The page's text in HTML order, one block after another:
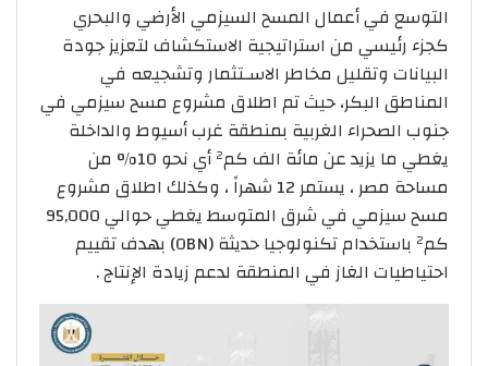
التوسع في أعمال المسح السيزمي الأرضي والبحري
كجزء رئيسي من استراتيجية الاستكشاف لتعزيز جودة
البيانات وتقليل مخاطر الاسـتثمار وتشجيعه في
المناطق البكر، حيث تم اطلاق مشروع مسح سيزمي في
جنوب الصحراء الغربية بمنطقة غرب أسيوط والداخلة
يغطي ما يزيد عن مائة الف كم² أي نحو 10% من
مساحة مصر ، يستمر 12 شهراً ، وكذلك اطلاق مشروع
مسح سيزمي في شرق المتوسط يغطي حوالي 95,000
كم² باستخدام تكنولوجيا حديثة (OBN) بهدف تقييم
احتياطيات الغاز في المنطقة لدعم زيادة الإنتاج .